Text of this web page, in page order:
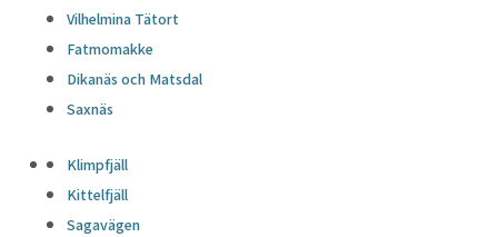
Vilhelmina Tätort
Fatmomakke
Dikanäs och Matsdal
Saxnäs
Klimpfjäll
Kittelfjäll
Sagavägen